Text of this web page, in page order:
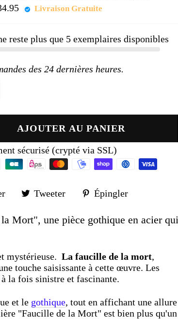
PrixLivraison Gratuite
reste plus que 5 exemplaires disponibles
des 24 dernières heures.
AJOUTER AU PANIER
sécurisé (crypté via SSL)
Partager
Facebook
Tweeter
Tweeter
Twitter
Épingler
Pinterest
Mort", une pièce gothique en acier qui
mystérieuse. La faucille de la mort,
touche saisissante à cette œuvre. Les
la fois sinistre et fascinante.
et le gothique, tout en affichant une allure
"Faucille de la Mort" est bien plus qu'un